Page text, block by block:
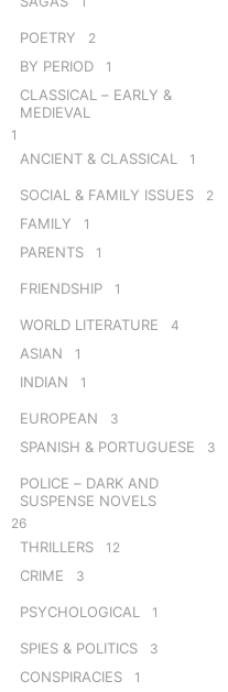
POETRY 2
BY PERIOD 1
CLASSICAL – EARLY &
MEDIEVAL
1
ANCIENT & CLASSICAL 1
SOCIAL & FAMILY ISSUES 2
FAMILY 1
PARENTS 1
FRIENDSHIP 1
WORLD LITERATURE 4
ASIAN 1
INDIAN 1
EUROPEAN 3
SPANISH & PORTUGUESE 3
POLICE – DARK AND
SUSPENSE NOVELS
26
THRILLERS 12
CRIME 3
PSYCHOLOGICAL 1
SPIES & POLITICS 3
CONSPIRACIES 1